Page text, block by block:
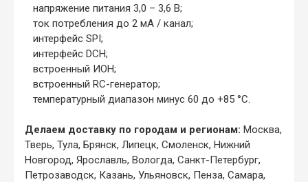
напряжение питания 3,0 – 3,6 В;
ток потребления до 2 мА / канал;
интерфейс SPI;
интерфейс DCH;
встроенный ИОН;
встроенный RC-генератор;
температурный диапазон минус 60 до +85 °С.
Делаем доставку по городам и регионам: Москва,
Тверь, Тула, Брянск, Липецк, Смоленск, Нижний
Новгород, Ярославль, Вологда, Санкт-Петербург,
Петрозаводск, Казань, Ульяновск, Пенза, Самара,